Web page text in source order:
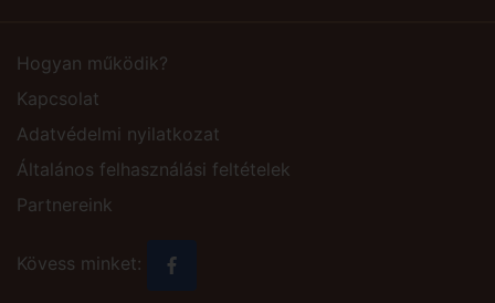
Hogyan működik?
Kapcsolat
Adatvédelmi nyilatkozat
Általános felhasználási feltételek
Partnereink
Kövess minket: